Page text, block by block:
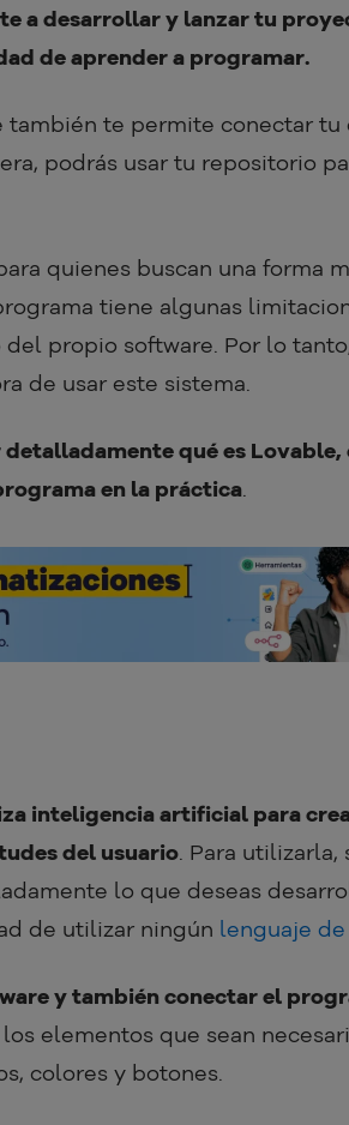
a desarrollar y lanzar tu
de aprender a programar.
te permite conectar tu
podrás usar tu repositorio
quienes buscan una forma
tiene algunas
propio software. Por lo
de usar este sistema.
qué es Lovable,
en la práctica.
inteligencia artificial para
del usuario. Para
lo que deseas
de utilizar ningún lenguaje
y también conectar el
elementos que sean
colores y botones.